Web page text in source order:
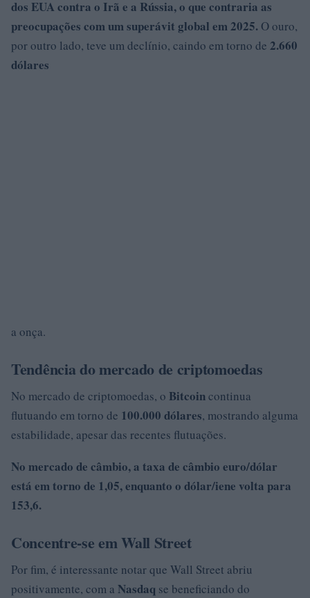
dos EUA contra o Irã e a Rússia, o que contraria as
preocupações com um superávit global em 2025. O ouro,
por outro lado, teve um declínio, caindo em torno de 2.660
dólares
a onça.
Tendência do mercado de criptomoedas
No mercado de criptomoedas, o Bitcoincontinua
flutuando em torno de 100.000 dólares, mostrando alguma
estabilidade, apesar das recentes flutuações.
No mercado de câmbio, a taxa de câmbio euro/dólar
está em torno de 1,05, enquanto o dólar/iene volta para
153,6.
Concentre-se em Wall Street
Por fim, é interessante notar que Wall Street abriu
positivamente, com a Nasdaq se beneficiando do